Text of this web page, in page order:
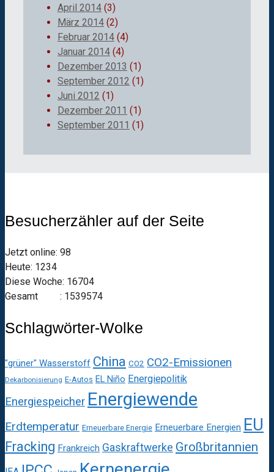
April 2014 (3)
März 2014 (2)
Februar 2014 (4)
Januar 2014 (4)
Dezember 2013 (1)
September 2012 (1)
Juni 2012 (1)
Dezember 2011 (1)
September 2011 (1)
Besucherzähler auf der Seite
Jetzt online: 98
Heute: 1234
Diese Woche: 16704
Gesamt : 1539574
Schlagwörter-Wolke
"grüner" Wasserstoff China CO2 CO2-Emissionen
Dekarbonisierung E-Autos EL Niño Energiepolitik
Energiespeicher Energiewende
Erdtemperatur Erneuerbare Energie Erneuerbare Energien EU
Fracking Frankreich Gaskraftwerke Großbritannien